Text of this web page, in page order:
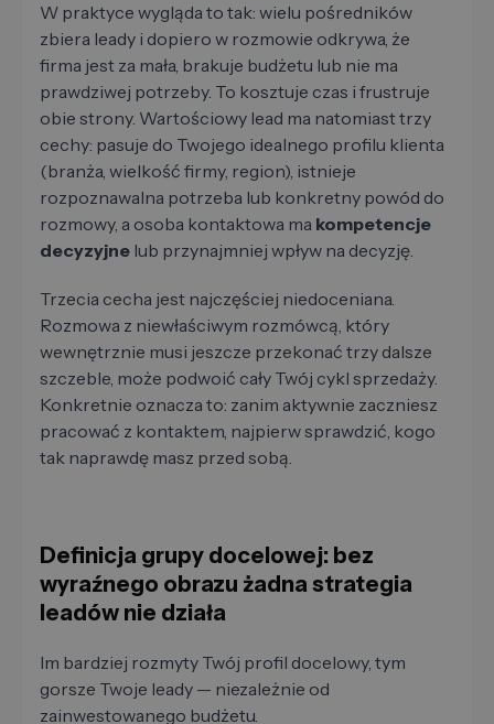
W praktyce wygląda to tak: wielu pośredników
zbiera leady i dopiero w rozmowie odkrywa, że
firma jest za mała, brakuje budżetu lub nie ma
prawdziwej potrzeby. To kosztuje czas i frustruje
obie strony. Wartościowy lead ma natomiast trzy
cechy: pasuje do Twojego idealnego profilu klienta
(branża, wielkość firmy, region), istnieje
rozpoznawalna potrzeba lub konkretny powód do
rozmowy, a osoba kontaktowa ma kompetencje
decyzyjne lub przynajmniej wpływ na decyzję.
Trzecia cecha jest najczęściej niedoceniana.
Rozmowa z niewłaściwym rozmówcą, który
wewnętrznie musi jeszcze przekonać trzy dalsze
szczeble, może podwoić cały Twój cykl sprzedaży.
Konkretnie oznacza to: zanim aktywnie zaczniesz
pracować z kontaktem, najpierw sprawdzić, kogo
tak naprawdę masz przed sobą.
Definicja grupy docelowej: bez
wyraźnego obrazu żadna strategia
leadów nie działa
Im bardziej rozmyty Twój profil docelowy, tym
gorsze Twoje leady — niezależnie od
zainwestowanego budżetu.